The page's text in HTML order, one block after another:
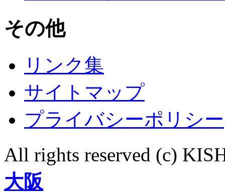
その他
リンク集
サイトマップ
プライバシーポリシー
All rights reserved (c)
大阪